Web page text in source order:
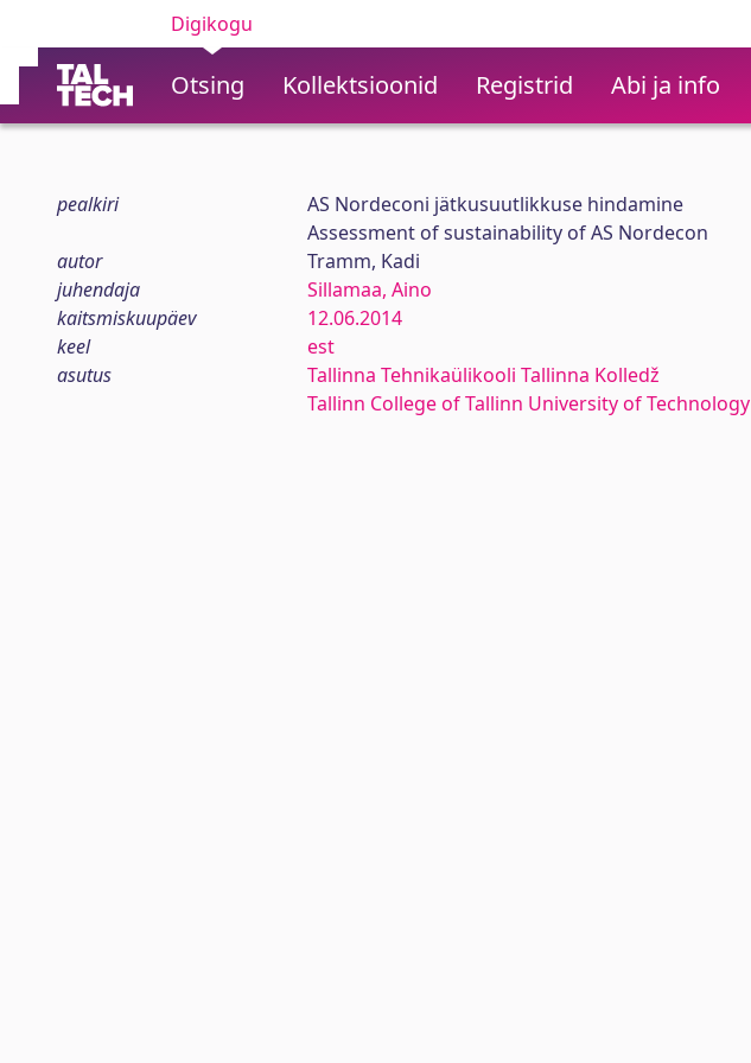
Digikogu
Otsing Kollektsioonid Registrid Abi ja info
pealkiri
AS Nordeconi jätkusuutlikkuse hindamine
Assessment of sustainability of AS Nordecon
autor
Tramm, Kadi
juhendaja
Sillamaa, Aino
kaitsmiskuupäev
12.06.2014
keel
est
asutus
Tallinna Tehnikaülikooli Tallinna Kolledž
Tallinn College of Tallinn University of Technology